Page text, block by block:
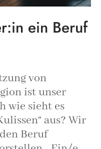
ein Beruf
von
ist unser
wie sieht es
aus? Wir
Beruf